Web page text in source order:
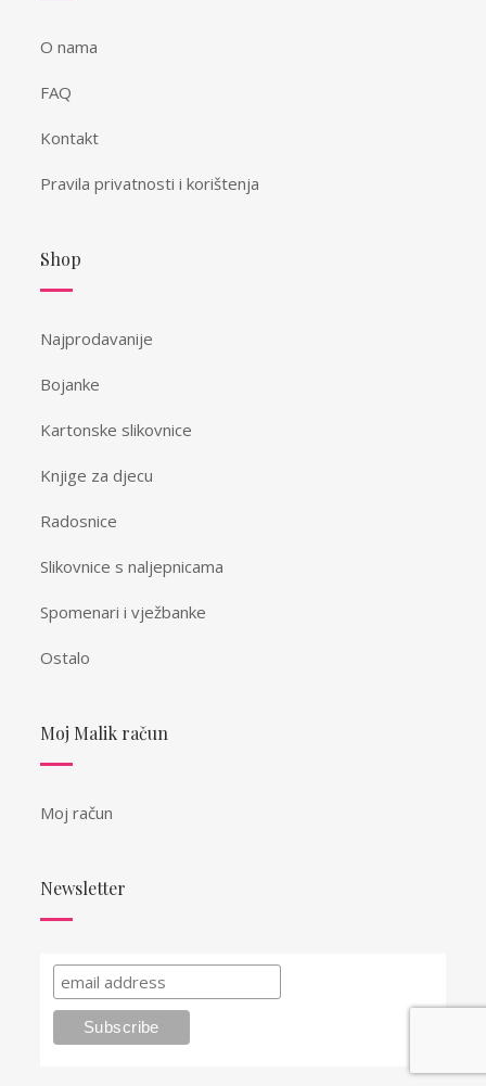
O nama
FAQ
Kontakt
Pravila privatnosti i korištenja
Shop
Najprodavanije
Bojanke
Kartonske slikovnice
Knjige za djecu
Radosnice
Slikovnice s naljepnicama
Spomenari i vježbanke
Ostalo
Moj Malik račun
Moj račun
Newsletter